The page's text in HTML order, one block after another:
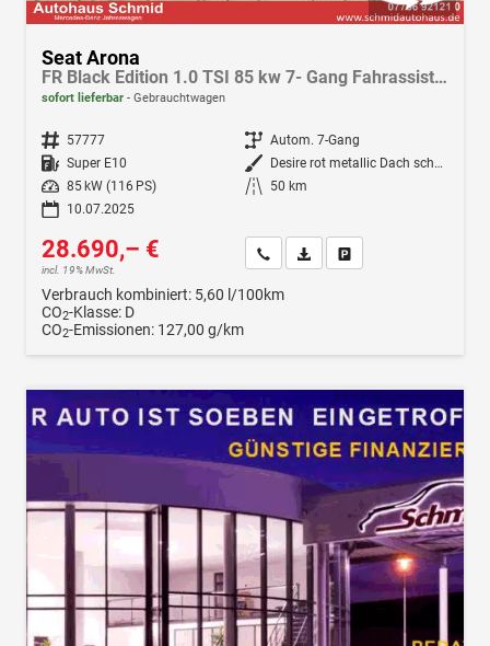
Seat Arona
FR Black Edition 1.0 TSI 85 kw 7- Gang Fahrassistenz-Paket, AHK, Navi, LED, Klima,Winterpak., Android Auto, Apple CarPlay
sofort lieferbar Gebrauchtwagen
Fahrzeugnr. 57777 Getriebe Autom. 7-Gang
Kraftstoff Super E10 Außenfarbe
Desire rot metallic Dach schwarz
Leistung
85 kW (116 PS) Kilometerstand
50 km
10.07.2025
28.690,– €
incl. 19% MwSt.
Wir rufen Sie anFahrzeugexposé (PDF)
Verbrauch kombiniert: 5,60 l/100km
CO2-Klasse: D
CO2-Emissionen: 127,00 g/km